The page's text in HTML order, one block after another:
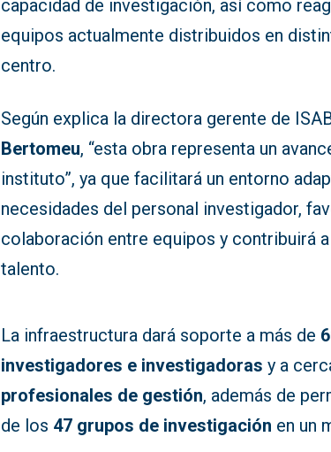
capacidad de investigación, así como
equipos actualmente distribuidos en
centro.
Según explica la directora gerente de
Bertomeu, “esta obra representa un
instituto”, ya que facilitará un entorno
necesidades del personal investigador,
colaboración entre equipos y contribuirá
talento.
La infraestructura dará soporte a más de
investigadores e investigadoras y a
profesionales de gestión, además de
de los 47 grupos de investigación en un